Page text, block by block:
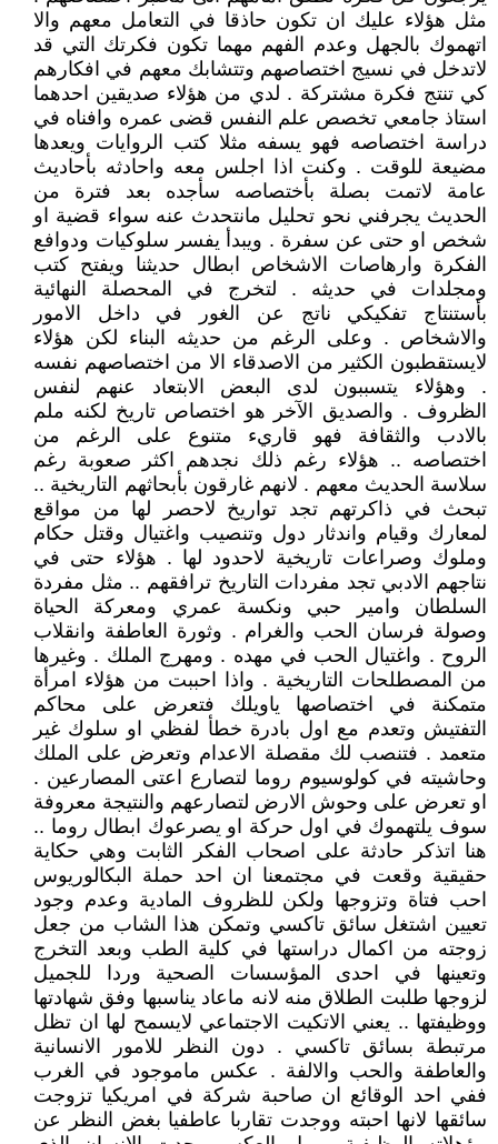
مثل هؤلاء عليك ان تكون حاذقا في التعامل معهم والا
اتهموك بالجهل وعدم الفهم مهما تكون فكرتك التي قد
لاتدخل في نسيج اختصاصهم وتتشابك معهم في افكارهم
كي تنتج فكرة مشتركة . لدي من هؤلاء صديقين احدهما
استاذ جامعي تخصص علم النفس قضى عمره وافناه في
دراسة اختصاصه فهو يسفه مثلا كتب الروايات ويعدها
مضيعة للوقت . وكنت اذا اجلس معه واحادثه بأحاديث
عامة لاتمت بصلة بأختصاصه سأجده بعد فترة من
الحديث يجرفني نحو تحليل مانتحدث عنه سواء قضية او
شخص او حتى عن سفرة . ويبدأ يفسر سلوكيات ودوافع
الفكرة وارهاصات الاشخاص ابطال حديثنا ويفتح كتب
ومجلدات في حديثه . لتخرج في المحصلة النهائية
بأستنتاج تفكيكي ناتج عن الغور في داخل الامور
والاشخاص . وعلى الرغم من حديثه البناء لكن هؤلاء
لايستقطبون الكثير من الاصدقاء الا من اختصاصهم نفسه
. وهؤلاء يتسببون لدى البعض الابتعاد عنهم لنفس
الظروف . والصديق الآخر هو اختصاص تاريخ لكنه ملم
بالادب والثقافة فهو قاريء متنوع على الرغم من
اختصاصه .. هؤلاء رغم ذلك نجدهم اكثر صعوبة رغم
سلاسة الحديث معهم . لانهم غارقون بأبحاثهم التاريخية ..
تبحث في ذاكرتهم تجد تواريخ لاحصر لها من مواقع
لمعارك وقيام واندثار دول وتنصيب واغتيال وقتل حكام
وملوك وصراعات تاريخية لاحدود لها . هؤلاء حتى في
نتاجهم الادبي تجد مفردات التاريخ ترافقهم .. مثل مفردة
السلطان وامير حبي ونكسة عمري ومعركة الحياة
وصولة فرسان الحب والغرام . وثورة العاطفة وانقلاب
الروح . واغتيال الحب في مهده . ومهرج الملك . وغيرها
من المصطلحات التاريخية . واذا احببت من هؤلاء امرأة
متمكنة في اختصاصها ياويلك فتعرض على محاكم
التفتيش وتعدم مع اول بادرة خطأ لفظي او سلوك غير
متعمد . فتنصب لك مقصلة الاعدام وتعرض على الملك
وحاشيته في كولوسيوم روما لتصارع اعتى المصارعين .
او تعرض على وحوش الارض لتصارعهم والنتيجة معروفة
سوف يلتهموك في اول حركة او يصرعوك ابطال روما ..
هنا اتذكر حادثة على اصحاب الفكر الثابت وهي حكاية
حقيقية وقعت في مجتمعنا ان احد حملة البكالوريوس
احب فتاة وتزوجها ولكن للظروف المادية وعدم وجود
تعيين اشتغل سائق تاكسي وتمكن هذا الشاب من جعل
زوجته من اكمال دراستها في كلية الطب وبعد التخرج
وتعينها في احدى المؤسسات الصحية وردا للجميل
لزوجها طلبت الطلاق منه لانه ماعاد يناسبها وفق شهادتها
ووظيفتها .. يعني الاتكيت الاجتماعي لايسمح لها ان تظل
مرتبطة بسائق تاكسي . دون النظر للامور الانسانية
والعاطفة والحب والالفة . عكس ماموجود في الغرب
ففي احد الوقائع ان صاحبة شركة في امريكيا تزوجت
سائقها لانها احبته ووجدت تقاربا عاطفيا بغض النظر عن